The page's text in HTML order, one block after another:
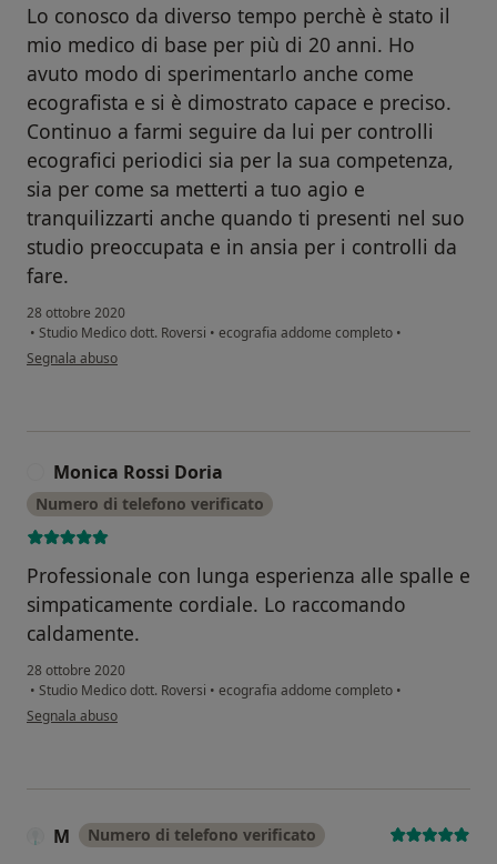
Lo conosco da diverso tempo perchè è stato il
mio medico di base per più di 20 anni. Ho
avuto modo di sperimentarlo anche come
ecografista e si è dimostrato capace e preciso.
Continuo a farmi seguire da lui per controlli
ecografici periodici sia per la sua competenza,
sia per come sa metterti a tuo agio e
tranquilizzarti anche quando ti presenti nel suo
studio preoccupata e in ansia per i controlli da
fare.
28 ottobre 2020
• Studio Medico dott. Roversi • ecografia addome completo •
secondo l'opinione dell'utente Luisa
Segnala abuso
Monica Rossi Doria
Numero di telefono verificato
Professionale con lunga esperienza alle spalle e
simpaticamente cordiale. Lo raccomando
caldamente.
28 ottobre 2020
• Studio Medico dott. Roversi • ecografia addome completo •
secondo l'opinione dell'utente Monica Rossi Doria
Segnala abuso
M Numero di telefono verificato